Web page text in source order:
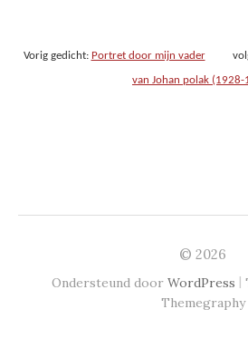
Vorig gedicht: Portret door mijn vader
van Johan polak (1928-
© 2026
Ondersteund door WordPress |
Themegraphy